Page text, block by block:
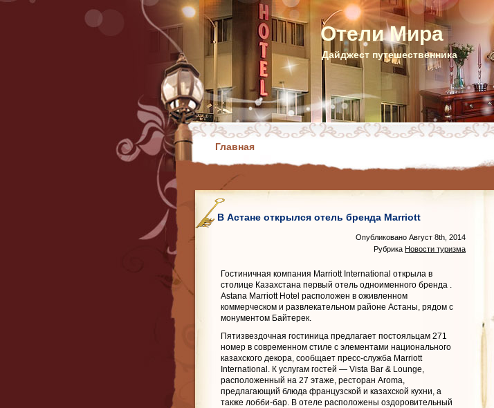
Отели Мира
Дайджест путешественника
Главная
В Астане открылся отель бренда Marriott
Опубликовано Август 8th, 2014
Рубрика Новости туризма
Гостиничная компания Marriott International открыла в
столице Казахстана первый отель одноименного бренда .
Astana Marriott Hotel расположен в оживленном
коммерческом и развлекательном районе Астаны, рядом с
монументом Байтерек.
Пятизвездочная гостиница предлагает постояльцам 271
номер в современном стиле с элементами национального
казахского декора, сообщает пресс-служба Marriott
International. К услугам гостей — Vista Bar & Lounge,
расположенный на 27 этаже, ресторан Aroma,
предлагающий блюда французской и казахской кухни, а
также лобби-бар. В отеле расположены оздоровительный